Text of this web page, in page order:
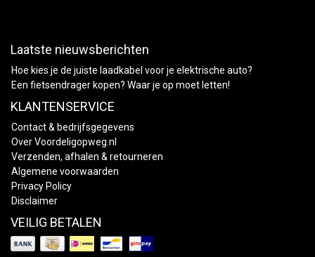
Laatste nieuwsberichten
Hoe kies je de juiste laadkabel voor je elektrische auto?
Een fietsendrager kopen? Waar je op moet letten!
KLANTENSERVICE
Contact & bedrijfsgegevens
Over Voordeligopweg.nl
Verzenden, afhalen & retourneren
Algemene voorwaarden
Privacy Policy
Disclaimer
VEILIG BETALEN